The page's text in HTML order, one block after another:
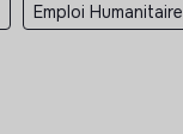
Emploi Humanitaire